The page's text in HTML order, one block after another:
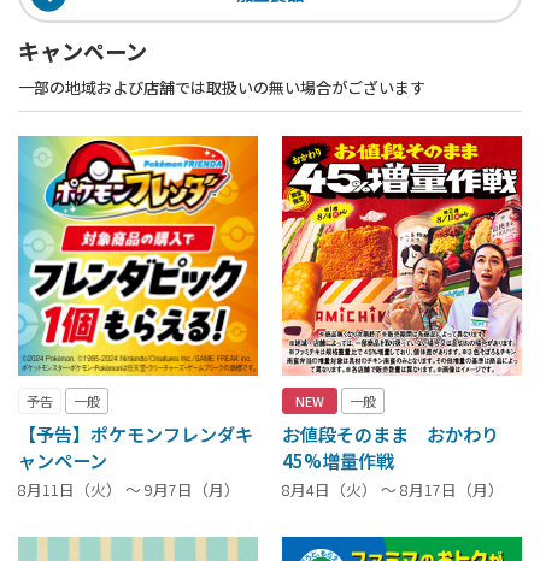
キャンペーン
一部の地域および店舗では取扱いの無い場合がございます
予告 一般
【予告】ポケモンフレンダキ
ャンペーン
8月11日（火） ～ 9月7日（月）
NEW 一般
お値段そのまま おかわり
45%増量作戦
8月4日（火） ～ 8月17日（月）